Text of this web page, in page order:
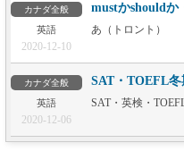
カナダ全般
英語
2020-12-10
mustかshouldか
あ（トロント）
カナダ全般
英語
2020-12-06
SAT・TOEFL
SAT・英検・